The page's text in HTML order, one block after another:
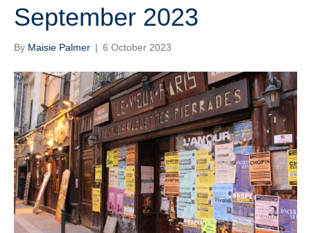
September 2023
By Maisie Palmer | 6 October 2023